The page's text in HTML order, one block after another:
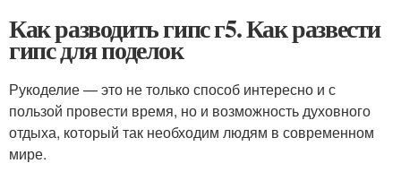
Как разводить гипс г5. Как развести
гипс для поделок
Рукоделие — это не только способ интересно и с
пользой провести время, но и возможность духовного
отдыха, который так необходим людям в современном
мире.